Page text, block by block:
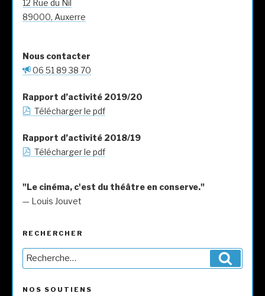
12 Rue du Nil
89000, Auxerre
Nous contacter
06 51 89 38 70
Rapport d’activité 2019/20
Télécharger le pdf
Rapport d’activité 2018/19
Télécharger le pdf
"Le cinéma, c'est du théâtre en conserve."
— Louis Jouvet
RECHERCHER
Recherche
pour
NOS SOUTIENS